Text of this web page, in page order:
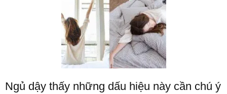
Ngủ dậy thấy những dấu hiệu này cần chú ý